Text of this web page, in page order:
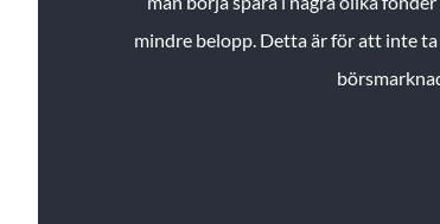
mindre belopp. Detta är för att inte